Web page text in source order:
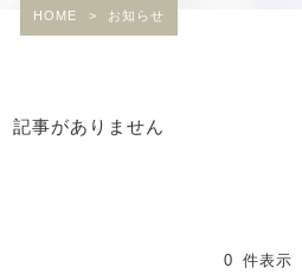
HOME > お知らせ
記事がありません
0 件表示